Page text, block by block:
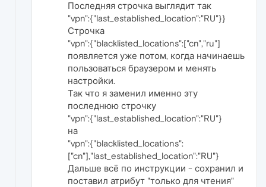
Последняя строчка выглядит так
"vpn":{"last_established_location":"RU"}}
Строчка
"vpn":{"blacklisted_locations":["cn","ru"]
появляется уже потом, когда начинаешь
пользоваться браузером и менять
настройки.
Так что я заменил именно эту
последнюю строчку
"vpn":{"last_established_location":"RU"}
на
"vpn":{"blacklisted_locations":
["cn"],"last_established_location":"RU"}
Дальше всё по инструкции - сохранил и
поставил атрибут "только для чтения"